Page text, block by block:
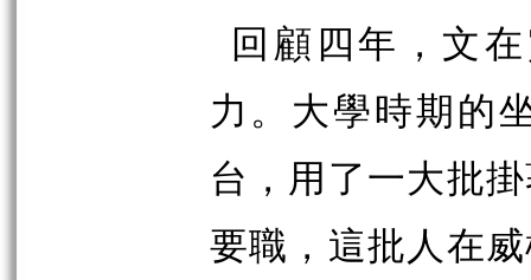
回顧四年，文
力。大學時期的
台，用了一大批
要職，這批人在